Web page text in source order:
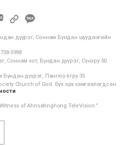
카
오
공
유
하
기
дүүрэг, Соннам Бүндан шуудангийн
5998
Соннам хот, Бүндан дүүрэг, Сүнэру 50
Бүндан дүүрэг, Пангюу ёгру 35
Church of God. Бүх эрх хамгаалагдсан
of Ahnsahnghong TeleVision.”